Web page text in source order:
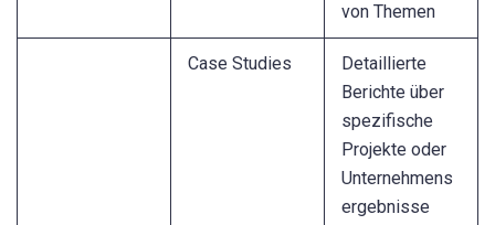
von Themen
Case Studies
Detaillierte
Berichte über
spezifische
Projekte oder
Unternehmens
ergebnisse